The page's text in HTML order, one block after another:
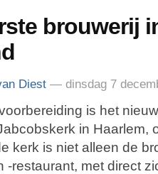
brouwerij
Diest — dinsdag 7
is het
in Haarlem,
kerk is niet alleen de
-restaurant, met direct